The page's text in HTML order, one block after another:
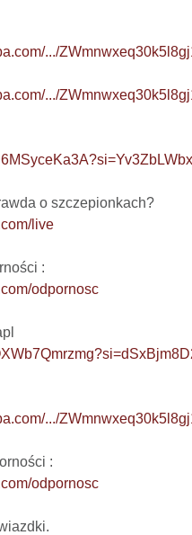
.../
.../
live
odpornosc
.../
odpornosc